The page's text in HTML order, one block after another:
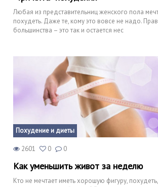
Любая из представительниц женского пола
похудеть. Даже те, кому это вовсе не надо.
большинства – это так и остается нес
Похудение и диеты
2601 0 0
Как уменьшить живот за неделю
Кто не мечтает иметь хорошую фигуру,